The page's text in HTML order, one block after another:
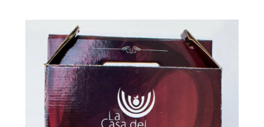
La casa del vino
[…]